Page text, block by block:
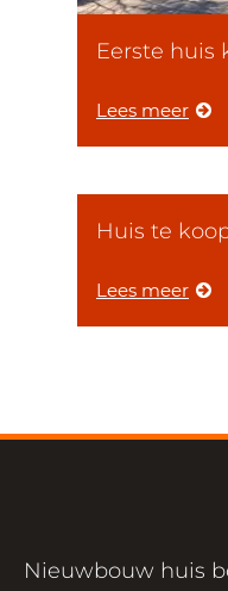
Eerste huis
Lees meer
Huis te
Lees meer
Nieuwbouw huis